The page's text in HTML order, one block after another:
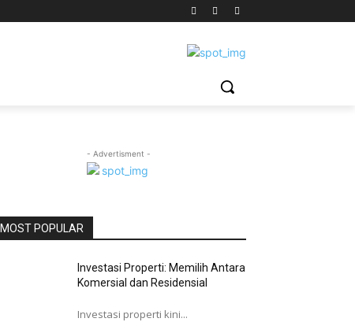
- Advertisment -
MOST POPULAR
Investasi Properti: Memilih Antara
Komersial dan Residensial
Investasi properti kini...